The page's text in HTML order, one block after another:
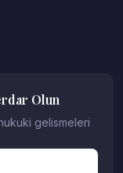
Olun
gelismeleri